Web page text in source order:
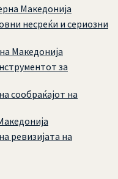
Македонија
несреќи и сериозни
Македонија
за
сообраќајот на
ревизијата на